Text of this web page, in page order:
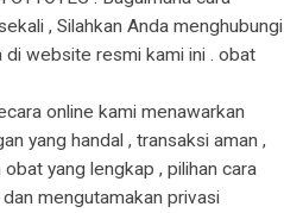
, Silahkan Anda menghubungi
website resmi kami ini . obat
online kami menawarkan
yang handal , transaksi aman ,
yang lengkap , pilihan cara
mengutamakan privasi